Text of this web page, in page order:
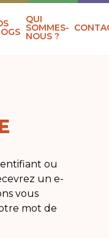
QUI
SOMMES-
NOUS ?
ou
un e-
vous
mot de